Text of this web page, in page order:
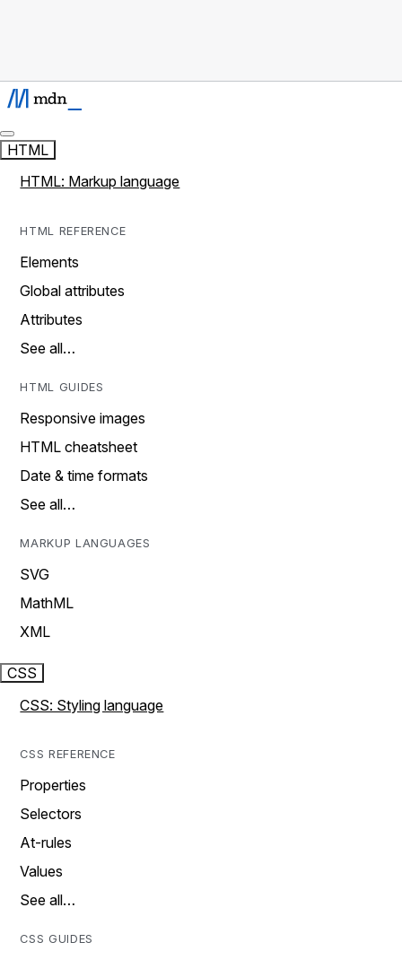
HTML
HTML: Markup language
HTML REFERENCE
Elements
Global attributes
Attributes
See all…
HTML GUIDES
Responsive images
HTML cheatsheet
Date & time formats
See all…
MARKUP LANGUAGES
SVG
MathML
XML
CSS
CSS: Styling language
CSS REFERENCE
Properties
Selectors
At-rules
Values
See all…
CSS GUIDES